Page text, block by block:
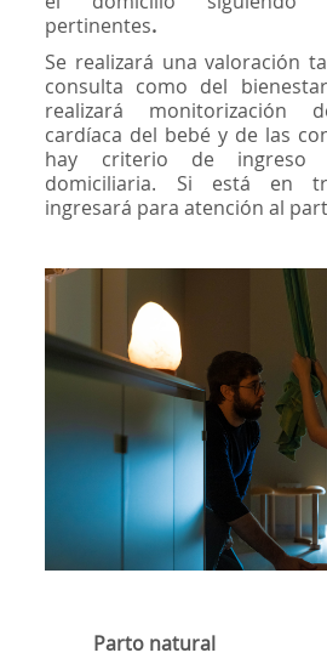
pertinentes.
Se realizará una valoración
consulta como del
realizará monitorización
cardíaca del bebé y de las
hay criterio de ingreso
domiciliaria. Si está en
ingresará para atención al
Parto natural